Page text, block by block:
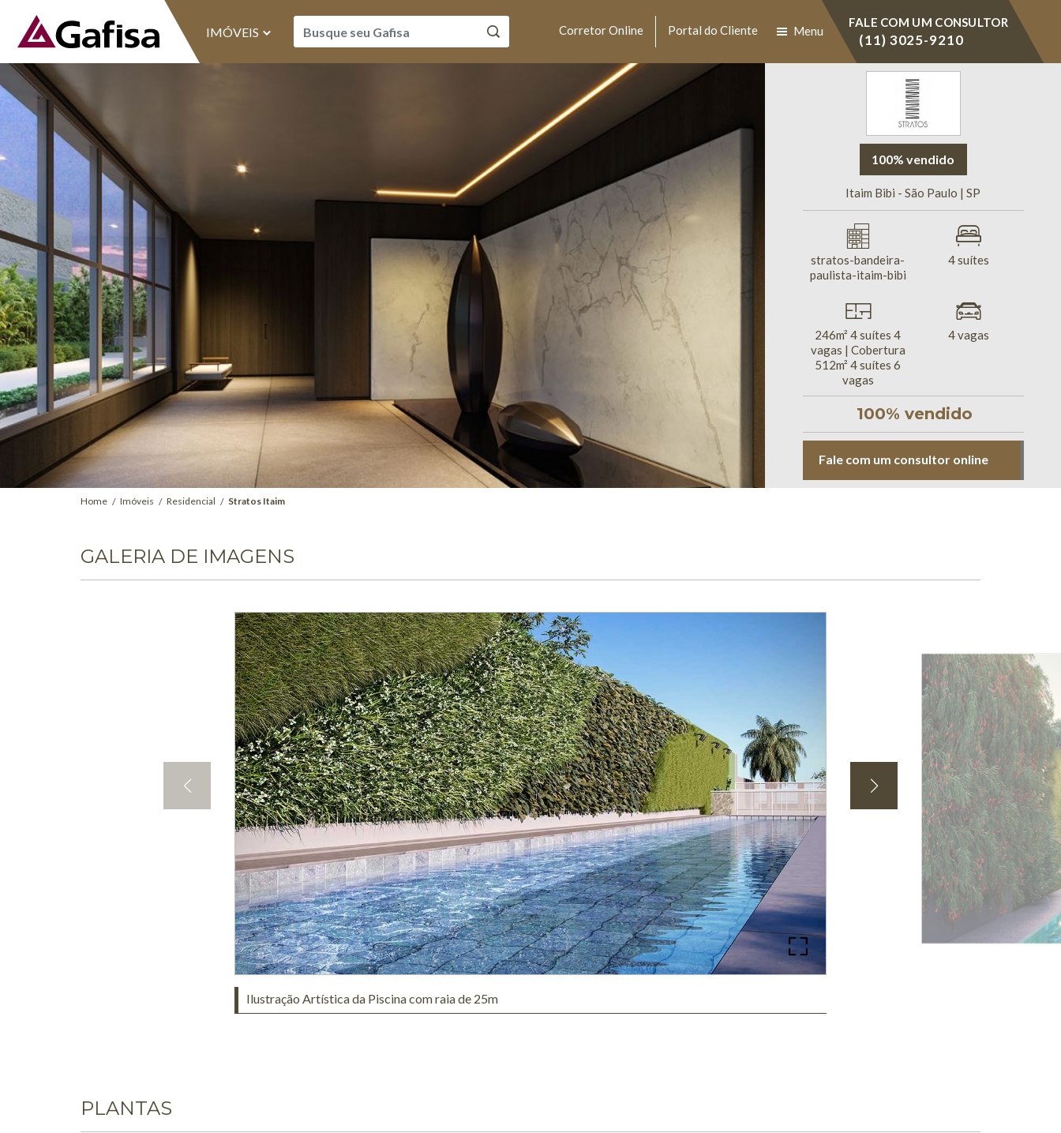
IMÓVEIS Corretor Online Portal do Cliente Menu
FALE COM UM CONSULTOR
(11) 3025-9210
100% vendido
Itaim Bibi - São Paulo | SP
stratos-bandeira-
paulista-itaim-bibi
4 suítes
246m² 4 suítes 4
vagas | Cobertura
512m² 4 suítes 6
vagas
4 vagas
100% vendido
Fale com um consultor online
Home Imóveis Residencial Stratos Itaim
GALERIA DE IMAGENS
Ilustração Artística da Piscina com raia de 25m
PLANTAS